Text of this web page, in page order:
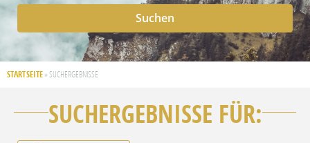
Suchen
STARTSEITE » SUCHERGEBNISSE
SUCHERGEBNISSE FÜR: